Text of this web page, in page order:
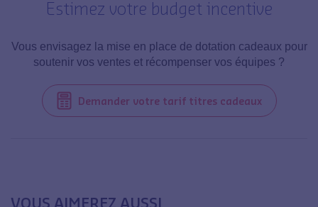
Estimez votre budget incentive
Vous envisagez la mise en place de dotation cadeaux pour
soutenir vos ventes et récompenser vos équipes ?
Demander votre tarif titres cadeaux
VOUS AIMEREZ AUSSI